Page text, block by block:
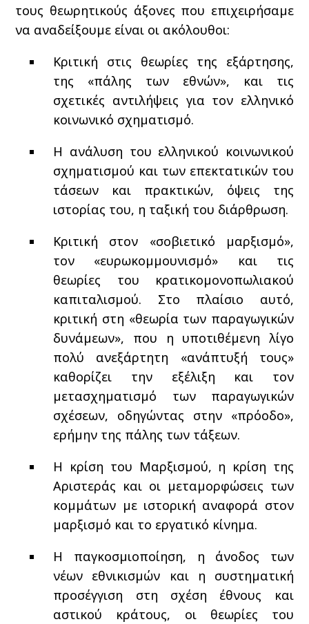
τους θεωρητικούς άξονες που επιχειρήσαμε
να αναδείξουμε είναι οι ακόλουθοι:
Κριτική στις θεωρίες της εξάρτησης,
της «πάλης των εθνών», και τις
σχετικές αντιλήψεις για τον ελληνικό
κοινωνικό σχηματισμό.
Η ανάλυση του ελληνικού κοινωνικού
σχηματισμού και των επεκτατικών του
τάσεων και πρακτικών, όψεις της
ιστορίας του, η ταξική του διάρθρωση.
Κριτική στον «σοβιετικό μαρξισμό»,
τον «ευρωκομμουνισμό» και τις
θεωρίες του κρατικομονοπωλιακού
καπιταλισμού. Στο πλαίσιο αυτό,
κριτική στη «θεωρία των παραγωγικών
δυνάμεων», που η υποτιθέμενη λίγο
πολύ ανεξάρτητη «ανάπτυξή τους»
καθορίζει την εξέλιξη και τον
μετασχηματισμό των παραγωγικών
σχέσεων, οδηγώντας στην «πρόοδο»,
ερήμην της πάλης των τάξεων.
Η κρίση του Μαρξισμού, η κρίση της
Αριστεράς και οι μεταμορφώσεις των
κομμάτων με ιστορική αναφορά στον
μαρξισμό και το εργατικό κίνημα.
Η παγκοσμιοποίηση, η άνοδος των
νέων εθνικισμών και η συστηματική
προσέγγιση στη σχέση έθνους και
αστικού κράτους, οι θεωρίες του